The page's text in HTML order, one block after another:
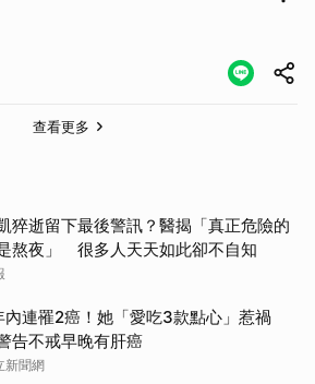
查看更多
猝逝留下最後警訊？醫揭「真正危險的
熬夜」 很多人天天如此卻不自知
內連罹2癌！她「愛吃3款點心」惹禍
告不戒早晚有肝癌
新聞網